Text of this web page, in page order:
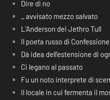
Dire di no
_ avvisato mezzo salvato
L’Anderson dei Jethro Tull
Il poeta russo di
Dà idea dell’estensione di
Ci legano al passato
Fu un noto interprete di
Il locale in cui fermenta il